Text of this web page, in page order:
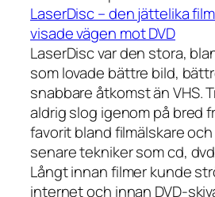
LaserDisc – den jättelika
visade vägen mot DVD
LaserDisc var den stora,
som lovade bättre bild,
snabbare åtkomst än VHS.
aldrig slog igenom på bred
favorit bland filmälskare
senare tekniker som cd,
Långt innan filmer kunde
internet och innan DVD-